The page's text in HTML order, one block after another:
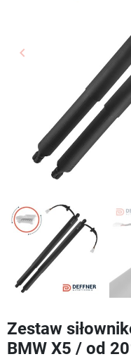
Poprzedni
keyboard_arrow_left
Zestaw
BMW X5 / od